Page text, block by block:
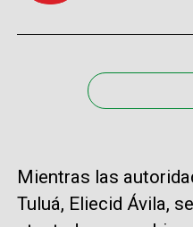
Mientras las
Tuluá, Eliecid Ávila,